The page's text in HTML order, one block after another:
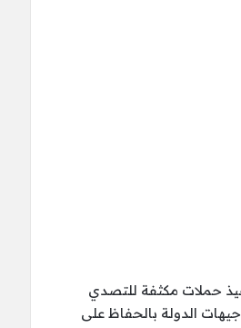
حملات مكثفة للتصدي
الدولة بالحفاظ على